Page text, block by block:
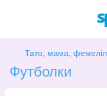
Тато, мама,
Футболки